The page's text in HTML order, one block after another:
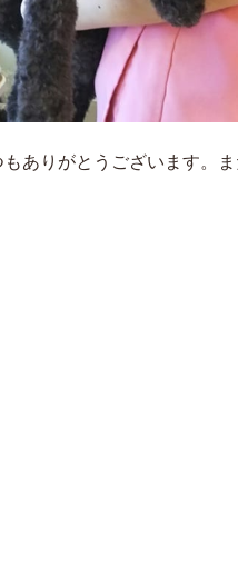
もありがとうございます。